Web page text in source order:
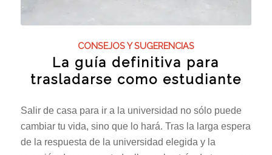
CONSEJOS Y SUGERENCIAS
La guía definitiva para
trasladarse como estudiante
Salir de casa para ir a la universidad no sólo puede
cambiar tu vida, sino que lo hará. Tras la larga espera
de la respuesta de la universidad elegida y la